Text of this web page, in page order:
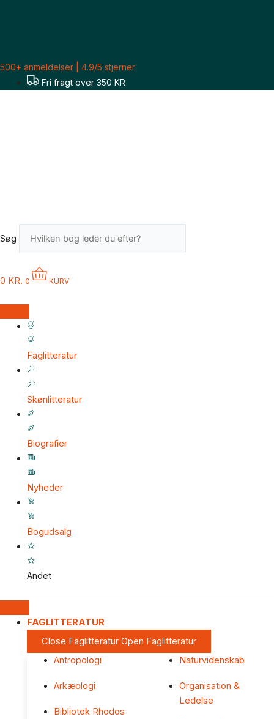
500+ anmeldelser | 4.9/5 stjerner
Fri fragt over 350 KR
Søg
0 KR. 0 KURV
Faglitteratur
Skønlitteratur
Biografier
Nyheder
Bogudsalg
Andet
FAGLITTERATUR
Close Faglitteratur Open Faglitteratur
Antropologi
Arkæologi
Bibliotek Rhodos
Naturvidenskab
Organisation &
Ledelse